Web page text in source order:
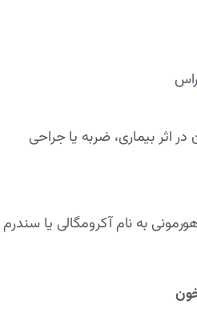
اثر بیماری، ضربه یا جراحی
هورمونی به نام آکرومگالی یا